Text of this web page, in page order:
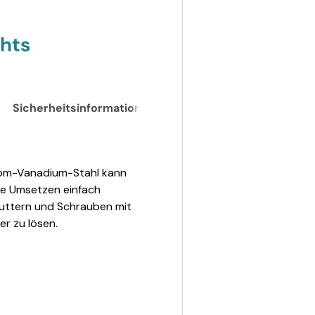
Sicherheitsinformationen
Vanadium-Stahl kann
Umsetzen einfach
und Schrauben mit
zu lösen.